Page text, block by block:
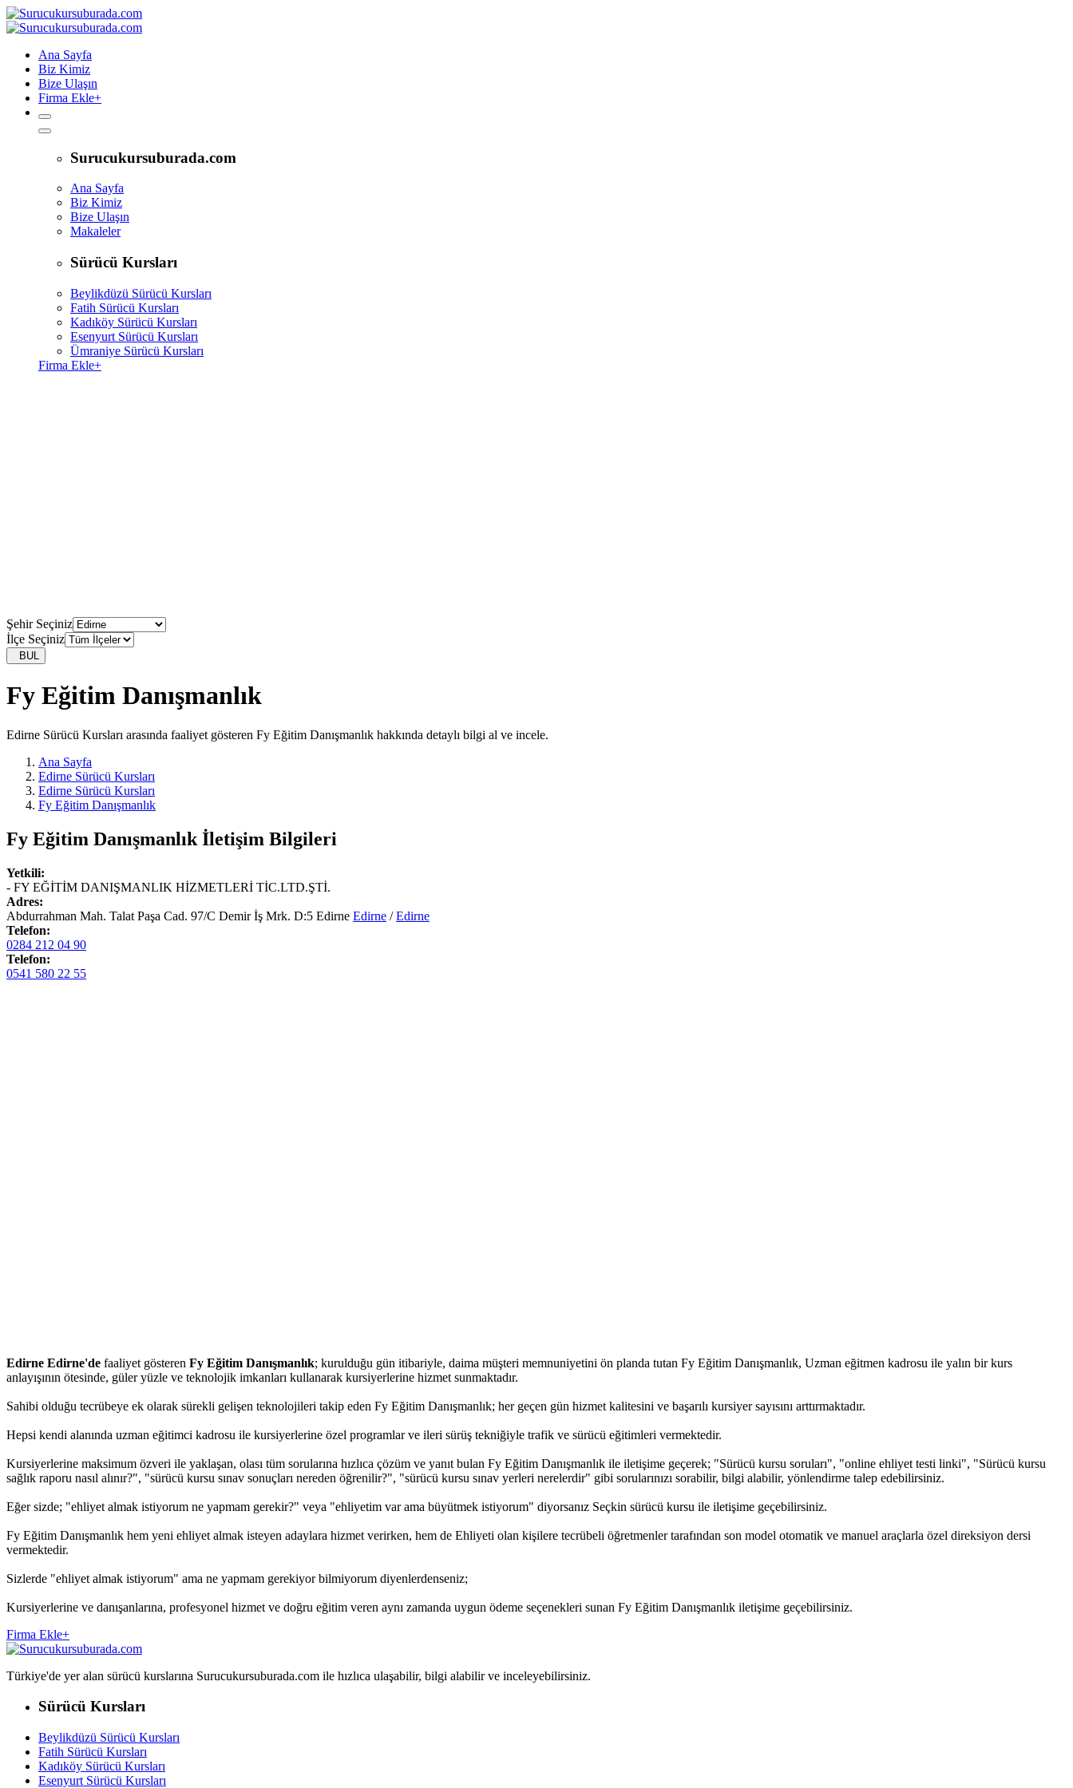
Ana Sayfa
Biz Kimiz
Bize Ulaşın
Firma Ekle+
Surucukursuburada.com
Ana Sayfa
Biz Kimiz
Bize Ulaşın
Makaleler
Sürücü Kursları
Beylikdüzü Sürücü Kursları
Fatih Sürücü Kursları
Kadıköy Sürücü Kursları
Esenyurt Sürücü Kursları
Ümraniye Sürücü Kursları
Firma Ekle+
Şehir Seçiniz
İlçe Seçiniz
BUL
Fy Eğitim Danışmanlık
Edirne Sürücü Kursları arasında faaliyet gösteren Fy Eğitim Danışmanlık hakkında detaylı bilgi al ve incele.
Ana Sayfa
Edirne Sürücü Kursları
Edirne Sürücü Kursları
Fy Eğitim Danışmanlık
Fy Eğitim Danışmanlık İletişim Bilgileri
Yetkili:
- FY EĞİTİM DANIŞMANLIK HİZMETLERİ TİC.LTD.ŞTİ.
Adres:
Abdurrahman Mah. Talat Paşa Cad. 97/C Demir İş Mrk. D:5 Edirne Edirne /Edirne
Telefon:
0284 212 04 90
Telefon:
0541 580 22 55
Edirne Edirne'de faaliyet gösteren Fy Eğitim Danışmanlık; kurulduğu gün itibariyle, daima müşteri memnuniyetini ön planda tutan Fy Eğitim Danışmanlık, Uzman eğitmen kadrosu ile yalın bir kurs
anlayışının ötesinde, güler yüzle ve teknolojik imkanları kullanarak kursiyerlerine hizmet sunmaktadır.
Sahibi olduğu tecrübeye ek olarak sürekli gelişen teknolojileri takip eden Fy Eğitim Danışmanlık; her geçen gün hizmet kalitesini ve başarılı kursiyer sayısını arttırmaktadır.
Hepsi kendi alanında uzman eğitimci kadrosu ile kursiyerlerine özel programlar ve ileri sürüş tekniğiyle trafik ve sürücü eğitimleri vermektedir.
Kursiyerlerine maksimum özveri ile yaklaşan, olası tüm sorularına hızlıca çözüm ve yanıt bulan Fy Eğitim Danışmanlık ile iletişime geçerek; "Sürücü kursu soruları", "online ehliyet testi linki", "Sürücü kursu
sağlık raporu nasıl alınır?", "sürücü kursu sınav sonuçları nereden öğrenilir?", "sürücü kursu sınav yerleri nerelerdir" gibi sorularınızı sorabilir, bilgi alabilir, yönlendirme talep edebilirsiniz.
Eğer sizde; "ehliyet almak istiyorum ne yapmam gerekir?" veya "ehliyetim var ama büyütmek istiyorum" diyorsanız Seçkin sürücü kursu ile iletişime geçebilirsiniz.
Fy Eğitim Danışmanlık hem yeni ehliyet almak isteyen adaylara hizmet verirken, hem de Ehliyeti olan kişilere tecrübeli öğretmenler tarafından son model otomatik ve manuel araçlarla özel direksiyon dersi
vermektedir.
Sizlerde "ehliyet almak istiyorum" ama ne yapmam gerekiyor bilmiyorum diyenlerdenseniz;
Kursiyerlerine ve danışanlarına, profesyonel hizmet ve doğru eğitim veren aynı zamanda uygun ödeme seçenekleri sunan Fy Eğitim Danışmanlık iletişime geçebilirsiniz.
Firma Ekle+
Türkiye'de yer alan sürücü kurslarına Surucukursuburada.com ile hızlıca ulaşabilir, bilgi alabilir ve inceleyebilirsiniz.
Sürücü Kursları
Beylikdüzü Sürücü Kursları
Fatih Sürücü Kursları
Kadıköy Sürücü Kursları
Esenyurt Sürücü Kursları